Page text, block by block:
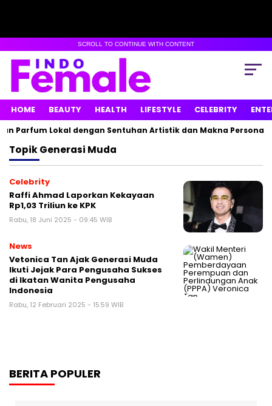
SCROLL TO CONTINUE WITH CONTENT
HOME BEAUTY HEALTH LIFESTYLE CELEBRITY
Parfum Lokal dengan Sentuhan Artistik dan Makna Personal
TopikGenerasi Muda
Celebrity
Raffi Ahmad Laporkan Kekayaan
Rp1,03 Triliun ke KPK
Rabu, 18 Juni 2025 - 09:45 WIB
News
Vetonica Tan Ajak Generasi Muda
Ikuti Jejak Para Pengusaha Sukses
di Ikatan Wanita Pengusaha
Indonesia
Rabu, 12 Februari 2025 - 15:59 WIB
BERITA POPULER